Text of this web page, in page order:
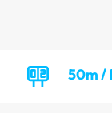
50m /